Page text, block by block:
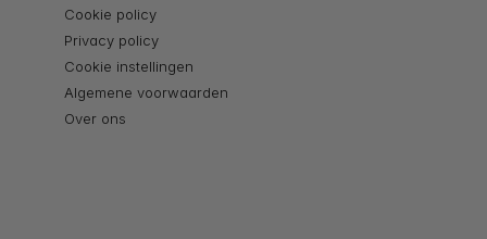
Cookie policy
Privacy policy
Cookie instellingen
Algemene voorwaarden
Over ons